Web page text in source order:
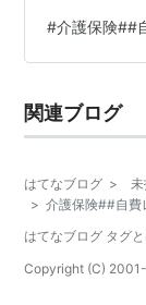
父が言いまし
た…｣ 🧑‍🦱｢今
ったらソファ
ん…｣ 🧑‍🦱｢知
#介護保険##
関連ブログ
はてなブログ >
> 介護保険##自費
はてなブログ タグ
Copyright (C) 2001-